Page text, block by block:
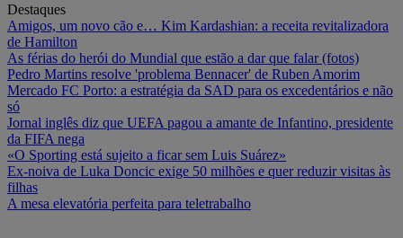
Destaques
Amigos, um novo cão e… Kim Kardashian: a receita revitalizadora
de Hamilton
As férias do herói do Mundial que estão a dar que falar (fotos)
Pedro Martins resolve 'problema Bennacer' de Ruben Amorim
Mercado FC Porto: a estratégia da SAD para os excedentários e não
só
Jornal inglês diz que UEFA pagou a amante de Infantino, presidente
da FIFA nega
«O Sporting está sujeito a ficar sem Luis Suárez»
Ex-noiva de Luka Doncic exige 50 milhões e quer reduzir visitas às
filhas
A mesa elevatória perfeita para teletrabalho